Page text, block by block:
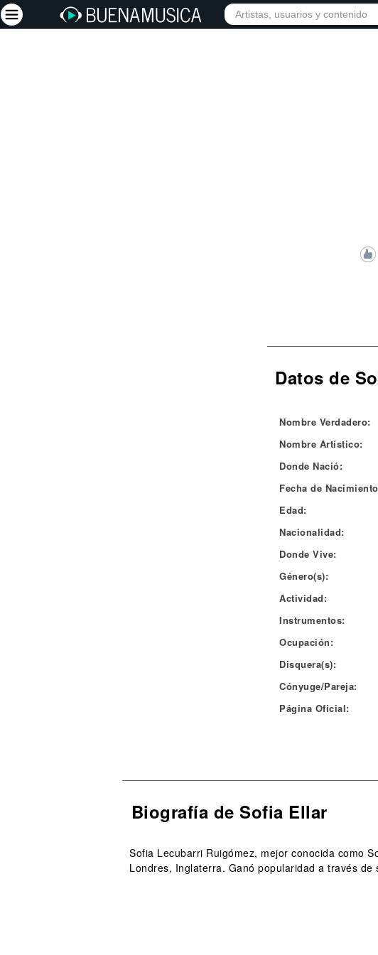
Datos de
Nombre Verdadero:
Nombre Artístico:
Donde Nació:
Fecha de
Edad:
Nacionalidad:
Donde Vive:
Género(s):
Actividad:
Instrumentos:
Ocupación:
Disquera(s):
Cónyuge/Pareja:
Página Oficial:
Biografía de Sofia Ellar
Sofia Lecubarri Ruigómez, mejor conocida como
Londres, Inglaterra. Ganó popularidad a través de